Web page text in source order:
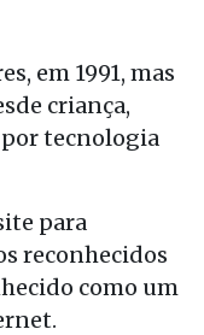
em 1991, mas
criança,
tecnologia
para
reconhecidos
como um